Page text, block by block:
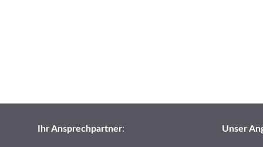
Ihr Ansprechpartner: Unser